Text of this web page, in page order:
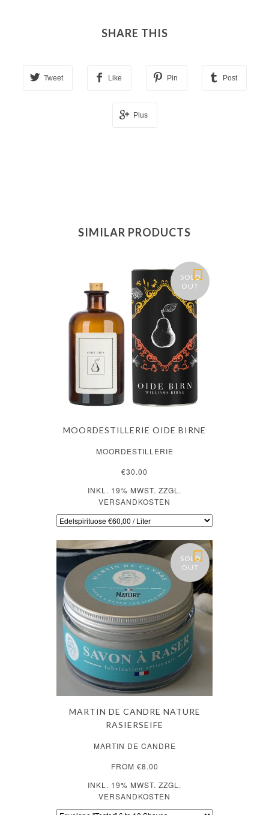
SHARE THIS
Tweet Like Pin Post
Plus
SIMILAR PRODUCTS
SOLD
OUT
MOORDESTILLERIE OIDE BIRNE
MOORDESTILLERIE
€30.00
INKL. 19% MWST. ZZGL.
VERSANDKOSTEN
SOLD
OUT
MARTIN DE CANDRE NATURE
RASIERSEIFE
MARTIN DE CANDRE
FROM €8.00
INKL. 19% MWST. ZZGL.
VERSANDKOSTEN